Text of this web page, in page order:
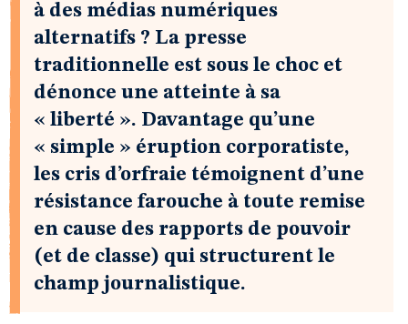
à des médias numériques
alternatifs ? La presse
traditionnelle est sous le choc et
dénonce une atteinte à sa
« liberté ». Davantage qu’une
« simple » éruption corporatiste,
les cris d’orfraie témoignent d’une
résistance farouche à toute remise
en cause des rapports de pouvoir
(et de classe) qui structurent le
champ journalistique.